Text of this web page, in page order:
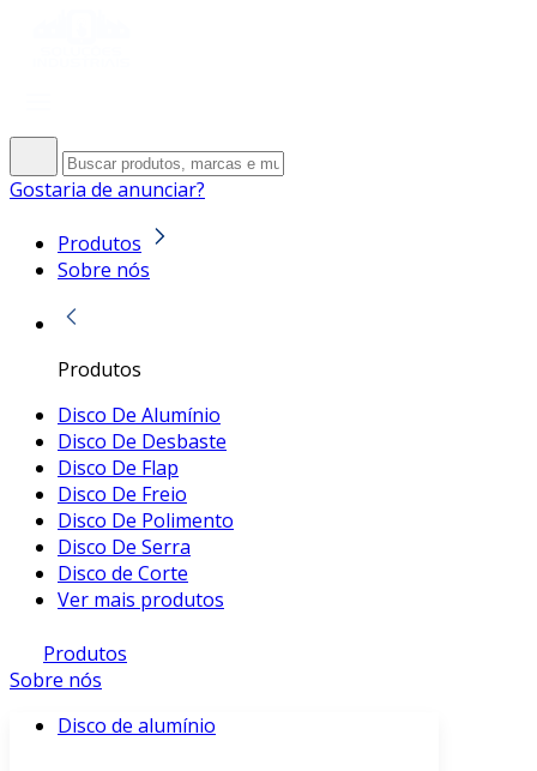
Gostaria de anunciar?
Produtos
Sobre nós
Produtos
Disco De Alumínio
Disco De Desbaste
Disco De Flap
Disco De Freio
Disco De Polimento
Disco De Serra
Disco de Corte
Ver mais produtos
Produtos
Sobre nós
Disco de alumínio